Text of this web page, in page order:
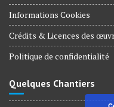
Informations Cookies
Crédits & Licences des
Politique de confidentialité
Quelques Chantiers